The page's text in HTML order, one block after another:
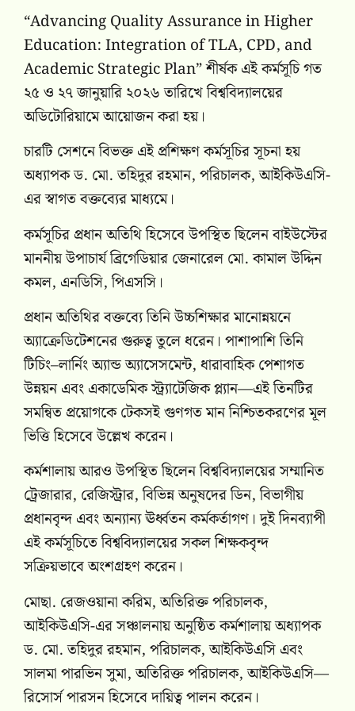
“Advancing Quality Assurance in Higher
Education: Integration of TLA, CPD, and
Academic Strategic Plan” শীর্ষক এই কর্মসূচি গত
২৫ ও ২৭ জানুয়ারি ২০২৬ তারিখে বিশ্ববিদ্যালয়ের
অডিটোরিয়ামে আয়োজন করা হয়।
চারটি সেশনে বিভক্ত এই প্রশিক্ষণ কর্মসূচির সূচনা হয়
অধ্যাপক ড. মো. তহিদুর রহমান, পরিচালক, আইকিউএসি-
এর স্বাগত বক্তব্যের মাধ্যমে।
কর্মসূচির প্রধান অতিথি হিসেবে উপস্থিত ছিলেন বাইউস্টের
মাননীয় উপাচার্য ব্রিগেডিয়ার জেনারেল মো. কামাল উদ্দিন
কমল, এনডিসি, পিএসসি।
প্রধান অতিথির বক্তব্যে তিনি উচ্চশিক্ষার মানোন্নয়নে
অ্যাক্রেডিটেশনের গুরুত্ব তুলে ধরেন। পাশাপাশি তিনি
টিচিং–লার্নিং অ্যান্ড অ্যাসেসমেন্ট, ধারাবাহিক পেশাগত
উন্নয়ন এবং একাডেমিক স্ট্র্যাটেজিক প্ল্যান—এই তিনটির
সমন্বিত প্রয়োগকে টেকসই গুণগত মান নিশ্চিতকরণের মূল
ভিত্তি হিসেবে উল্লেখ করেন।
কর্মশালায় আরও উপস্থিত ছিলেন বিশ্ববিদ্যালয়ের সম্মানিত
ট্রেজারার, রেজিস্ট্রার, বিভিন্ন অনুষদের ডিন, বিভাগীয়
প্রধানবৃন্দ এবং অন্যান্য ঊর্ধ্বতন কর্মকর্তাগণ। দুই দিনব্যাপী
এই কর্মসূচিতে বিশ্ববিদ্যালয়ের সকল শিক্ষকবৃন্দ
সক্রিয়ভাবে অংশগ্রহণ করেন।
মোছা. রেজওয়ানা করিম, অতিরিক্ত পরিচালক,
আইকিউএসি-এর সঞ্চালনায় অনুষ্ঠিত কর্মশালায় অধ্যাপক
ড. মো. তহিদুর রহমান, পরিচালক, আইকিউএসি এবং
সালমা পারভিন সুমা, অতিরিক্ত পরিচালক, আইকিউএসি—
রিসোর্স পারসন হিসেবে দায়িত্ব পালন করেন।